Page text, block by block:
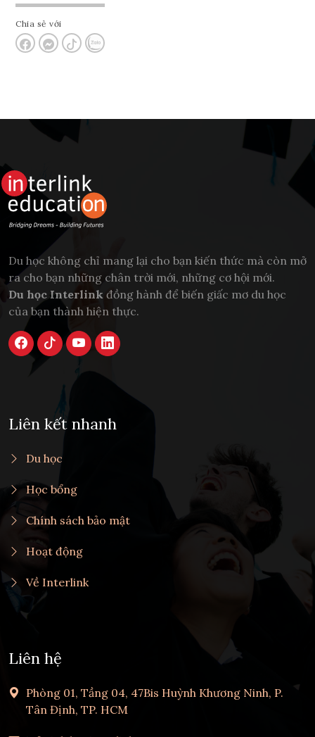
Chia sẻ với
Du học không chỉ mang lại cho bạn kiến thức mà còn mở
ra cho bạn những chân trời mới, những cơ hội mới.
Du học Interlink đồng hành để biến giấc mơ du học
của bạn thành hiện thực.
Liên kết nhanh
Du học
Học bổng
Chính sách bảo mật
Hoạt động
Về Interlink
Liên hệ
Phòng 01, Tầng 04, 47Bis Huỳnh Khương Ninh, P.
Tân Định, TP. HCM